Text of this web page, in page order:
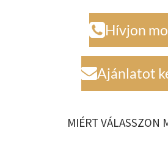
Hívjon
Ajánlatot
MIÉRT VÁLASSZON